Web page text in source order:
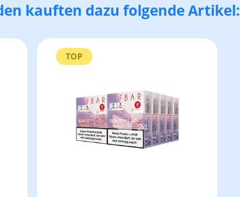
kauften dazu folgende Artikel:
TOP